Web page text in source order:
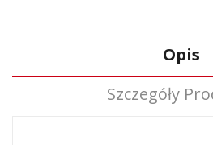
Opis
Szczegóły